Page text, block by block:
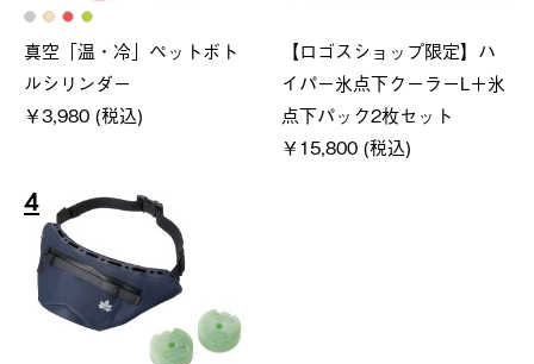
真空「温・冷」ペットボト
ルシリンダー
￥3,980 (税込)
【ロゴスショップ限定】ハ
イパー氷点下クーラーL＋氷
点下パック2枚セット
￥15,800 (税込)
4